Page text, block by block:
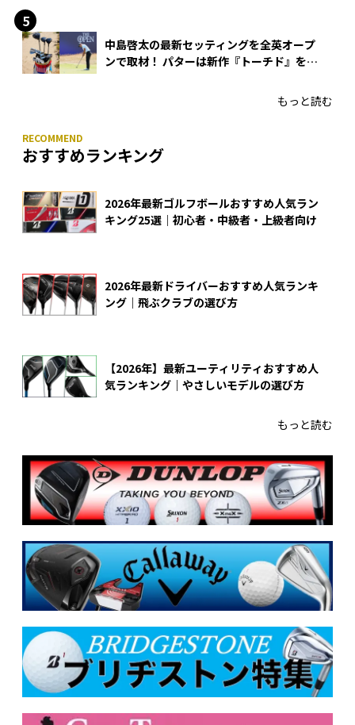
中島啓太の最新セッティングを全英オープ
ンで取材！ パターは新作『トーチド』を投
もっと読む
おすすめランキング
2026年最新ゴルフボールおすすめ人気ラン
キング25選｜初心者・中級者・上級者向け
2026年最新ドライバーおすすめ人気ランキ
ング｜飛ぶクラブの選び方
【2026年】最新ユーティリティおすすめ人
気ランキング｜やさしいモデルの選び方
もっと読む